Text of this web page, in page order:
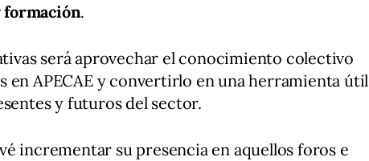
formación.
será aprovechar el conocimiento colectivo
en APECAE y convertirlo en una herramienta útil
y futuros del sector.
incrementar su presencia en aquellos foros e